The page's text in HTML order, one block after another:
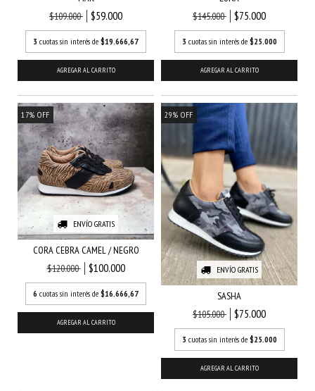
$109.000
$59.000
3 cuotas sin interés de $19.666,67
AGREGAR AL CARRITO
$145.000
$75.000
3 cuotas sin interés de $25.000
AGREGAR AL CARRITO
17% OFF
ENVÍO GRATIS
CORA CEBRA CAMEL / NEGRO
$120.000
$100.000
6 cuotas sin interés de $16.666,67
AGREGAR AL CARRITO
29% OFF
ENVÍO GRATIS
SASHA
$105.000
$75.000
3 cuotas sin interés de $25.000
AGREGAR AL CARRITO